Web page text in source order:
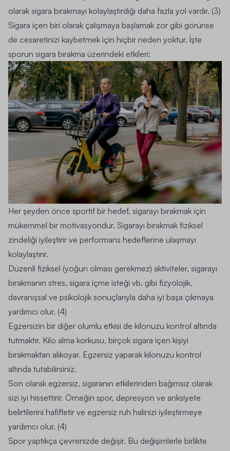
olarak sigara bırakmayı kolaylaştırdığı daha fazla yol vardır. (3)
Sigara içen biri olarak çalışmaya başlamak zor gibi görünse
de cesaretinizi kaybetmek için hiçbir neden yoktur. İşte
sporun sigara bırakma üzerindeki etkileri:
Her şeyden önce sportif bir hedef, sigarayı bırakmak için
mükemmel bir motivasyondur. Sigarayı bırakmak fiziksel
zindeliği iyileştirir ve performans hedeflerine ulaşmayı
kolaylaştırır.
Düzenli fiziksel (yoğun olması gerekmez) aktiviteler, sigarayı
bırakmanın stres, sigara içme isteği vb. gibi fizyolojik,
davranışsal ve psikolojik sonuçlarıyla daha iyi başa çıkmaya
yardımcı olur. (4)
Egzersizin bir diğer olumlu etkisi de kilonuzu kontrol altında
tutmaktır. Kilo alma korkusu, birçok sigara içen kişiyi
bırakmaktan alıkoyar. Egzersiz yaparak kilonuzu kontrol
altında tutabilirsiniz.
Son olarak egzersiz, sigaranın etkilerinden bağımsız olarak
sizi iyi hissettirir. Örneğin spor, depresyon ve anksiyete
belirtilerini hafifletir ve egzersiz ruh halinizi iyileştirmeye
yardımcı olur. (4)
Spor yaptıkça çevrenizde değişir. Bu değişimlerle birlikte